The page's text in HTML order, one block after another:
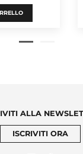
ALLA
ISCRIVITI ORA